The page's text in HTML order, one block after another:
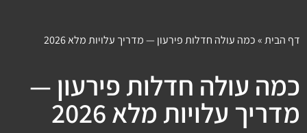
דף הבית»כמה עולה חדלות פירעון — מדריך עלויות מלא 2026
כמה עולה חדלות פירעון —
מדריך עלויות מלא 2026